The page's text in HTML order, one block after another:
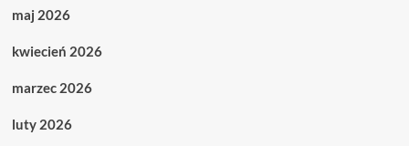
maj 2026
kwiecień 2026
marzec 2026
luty 2026